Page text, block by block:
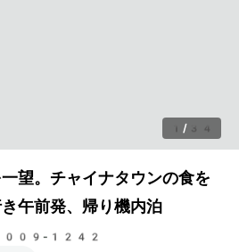
1 / 34
望。チャイナタウンの食を
午前発、帰り機内泊
0009-1242